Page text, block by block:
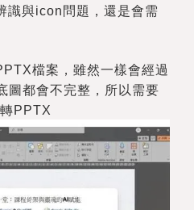
識與icon問題，還是會需
檔案，雖然一樣會經過
圖都會不完整，所以需要
PPTX